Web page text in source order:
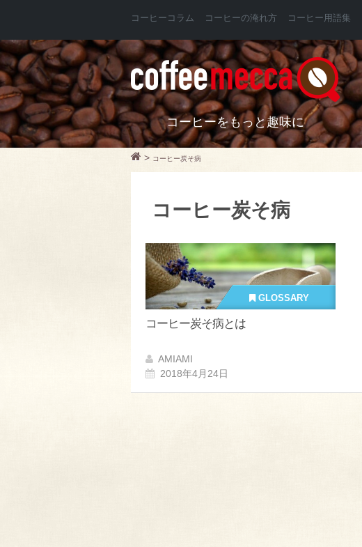
コーヒーコラム コーヒーの淹れ方 コーヒー用語集
コーヒーをもっと趣味に
> コーヒー炭そ病
コーヒー炭そ病
GLOSSARY
コーヒー炭そ病とは
AMIAMI
2018年4月24日